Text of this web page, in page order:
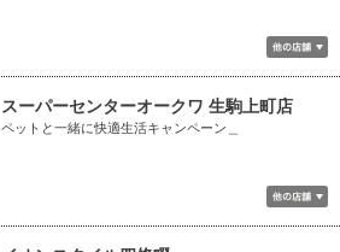
スーパーセンターオークワ 生駒上町店
ペットと一緒に快適生活キャンペーン＿